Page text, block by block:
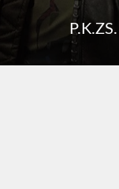
P.K.ZS.